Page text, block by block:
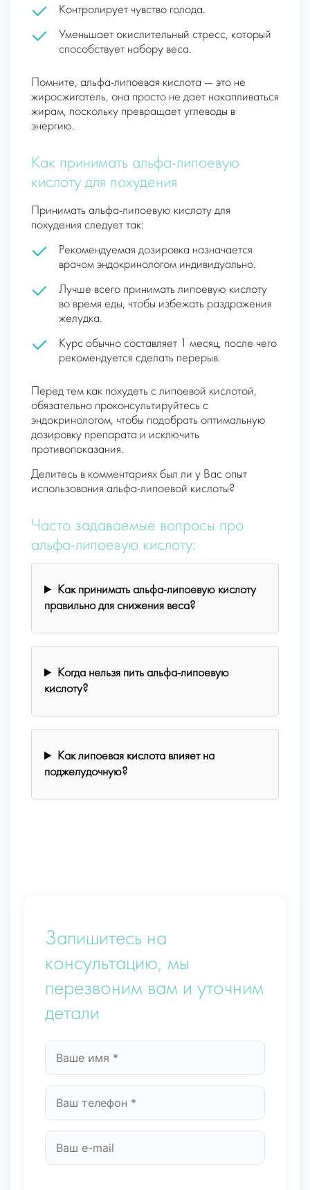
Контролирует чувство голода.
Уменьшает окислительный стресс, который
способствует набору веса.
Помните, альфа-липоевая кислота — это не
жиросжигатель, она просто не дает накапливаться
жирам, поскольку превращает углеводы в
энергию.
Как принимать альфа-липоевую
кислоту для похудения
Принимать альфа-липоевую кислоту для
похудения следует так:
Рекомендуемая дозировка назначается
врачом эндокринологом индивидуально.
Лучше всего принимать липоевую кислоту
во время еды, чтобы избежать раздражения
желудка.
Курс обычно составляет 1 месяц, после чего
рекомендуется сделать перерыв.
Перед тем как похудеть с липоевой кислотой,
обязательно проконсультируйтесь с
эндокринологом, чтобы подобрать оптимальную
дозировку препарата и исключить
противопоказания.
Делитесь в комментариях был ли у Вас опыт
использования альфа-липоевой кислоты?
Часто задаваемые вопросы про
альфа-липоевую кислоту:
Как принимать альфа-липоевую кислоту
правильно для снижения веса?
Когда нельзя пить альфа-липоевую
кислоту?
Как липоевая кислота влияет на
поджелудочную?
Запишитесь на
консультацию, мы
перезвоним вам и уточним
детали